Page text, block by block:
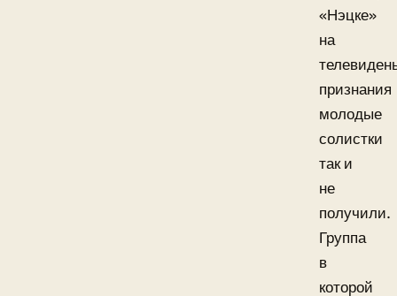
«Нэцке»
на
признания
молодые
солистки
так и
не
получили.
Группа
в
которой